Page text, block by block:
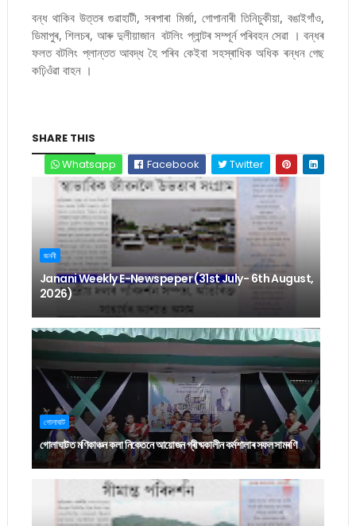
বন্ধ থাকিব উত্তৰ গুৱাহাটী, সৰপাৰা মিৰ্জা, গোপানাৰী তিনিচুকীয়া, বঙাইগাঁও,
ডিমাপুৰ, শিলচৰ, আৰু দুলীয়াজান বটলিং প্লান্টৰ সম্পূৰ্ন পৰিবহন সেৱা । বন্ধৰ
ফলত বটলিং প্লান্তত আবদ্ধ হৈ পৰিব কেইবা সহস্ৰাধিক অধিক ৰন্ধন গেছ
কঢ়িওঁৱা বাহন ।
SHARE THIS
Whatsapp
Facebook Twitter
জননী
Janani Weekly E-Newspeper (31st July- 6th August,
2026)
গোলাঘাট
গোলাঘাটত মণিকাঞ্চন কলা নিকেতনে আয়োজন গ্ৰীষ্মকালীন কৰ্মশালাৰ সফল সামৰণি